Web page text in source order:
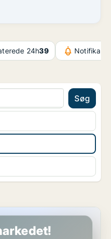
24h39
Søg